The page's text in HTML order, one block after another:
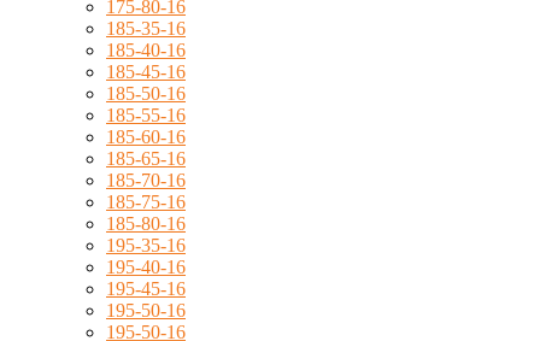
175-80-16
185-35-16
185-40-16
185-45-16
185-50-16
185-55-16
185-60-16
185-65-16
185-70-16
185-75-16
185-80-16
195-35-16
195-40-16
195-45-16
195-50-16
195-50-16